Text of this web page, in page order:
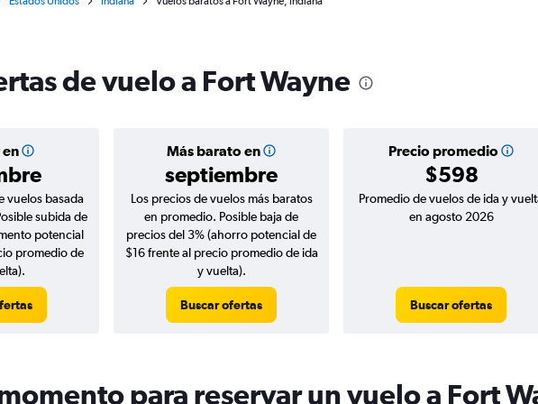
de vuelo a Fort Wayne
Más barato en
septiembre
Precio promedio
$598
vuelos basada
subida de
potencial
promedio de
Los precios de vuelos más baratos
en promedio. Posible baja de
precios del 3% (ahorro potencial de
$16 frente al precio promedio de ida
y vuelta).
Buscar ofertas
Promedio de vuelos de ida y
en agosto 2026
Buscar ofertas
para reservar un vuelo a Fort